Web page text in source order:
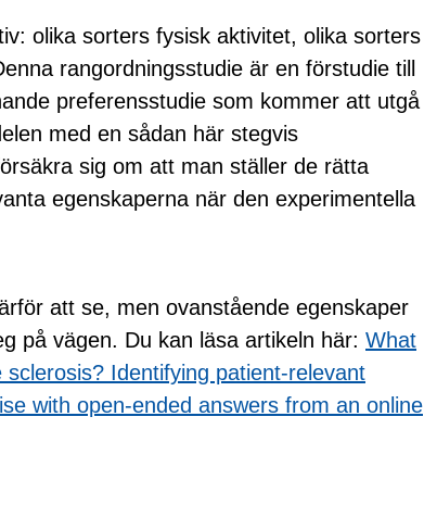
olika sorters fysisk aktivitet, olika sorters
rangordningsstudie är en förstudie till
preferensstudie som kommer att utgå
med en sådan här stegvis
sig om att man ställer de rätta
egenskaperna när den experimentella
att se, men ovanstående egenskaper
på vägen. Du kan läsa artikeln här: What
Identifying patient-relevant
with open-ended answers from an online